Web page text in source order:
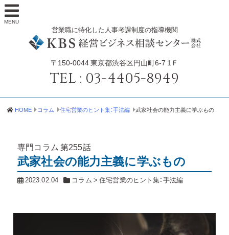
MENU
営業職に特化した人事考課制度の指導機関
〒150-0044東京都渋谷区円山町6-7 1Ｆ
TEL : 03-4405-8949
HOME コラム 住宅営業のヒント集：手法編 武家社会の能力主義に学ぶもの
専門コラム第255話
武家社会の能力主義に学ぶもの
2023.02.04 コラム >住宅営業のヒント集：手法編